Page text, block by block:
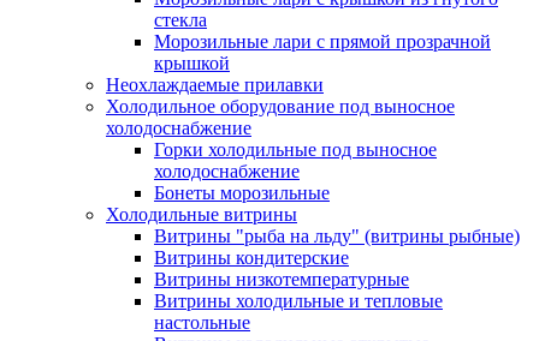
стекла
Морозильные лари с прямой прозрачной
крышкой
Неохлаждаемые прилавки
Холодильное оборудование под выносное
холодоснабжение
Горки холодильные под выносное
холодоснабжение
Бонеты морозильные
Холодильные витрины
Витрины "рыба на льду" (витрины рыбные)
Витрины кондитерские
Витрины низкотемпературные
Витрины холодильные и тепловые
настольные